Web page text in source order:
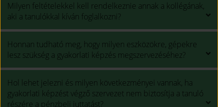
Milyen feltételekkel kell rendelkeznie annak a kollégának,
aki a tanulókkal kíván foglalkozni?
Honnan tudható meg, hogy milyen eszközökre, gépekre
lesz szükség a gyakorlati képzés megszervezéséhez?
Hol lehet jelezni és milyen következményei vannak, ha
gyakorlati képzést végző szervezet nem biztosítja a tanuló
részére a pénzbeli juttatást?